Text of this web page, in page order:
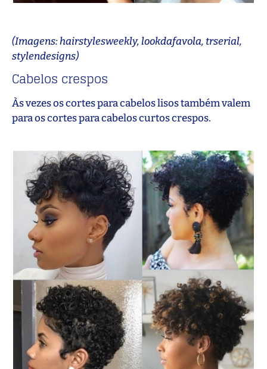
(Imagens: hairstylesweekly, lookdafavola, trserial,
stylendesigns)
Cabelos crespos
Às vezes os cortes para cabelos lisos também valem
para os cortes para cabelos curtos crespos.